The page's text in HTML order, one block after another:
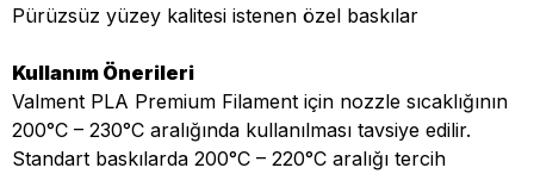
Pürüzsüz yüzey kalitesi istenen özel baskılar
Kullanım Önerileri
Valment PLA Premium Filament için nozzle sıcaklığının
200°C – 230°C aralığında kullanılması tavsiye edilir.
Standart baskılarda 200°C – 220°C aralığı tercih